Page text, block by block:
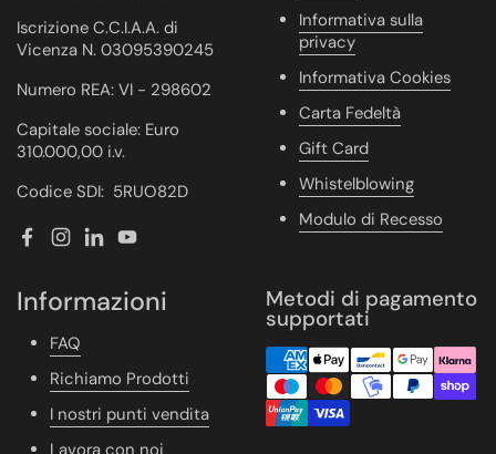
Iscrizione C.C.I.A.A. di
Vicenza N. 03095390245
Numero REA: VI - 298602
Capitale sociale: Euro
310.000,00 i.v.
Codice SDI: 5RUO82D
Facebook
Instagram
LinkedInYouTube
Informativa sulla
privacy
Informativa Cookies
Carta Fedeltà
Gift Card
Whistelblowing
Modulo di Recesso
Informazioni
FAQ
Richiamo Prodotti
I nostri punti vendita
Lavora con noi
Metodi di pagamento
supportati